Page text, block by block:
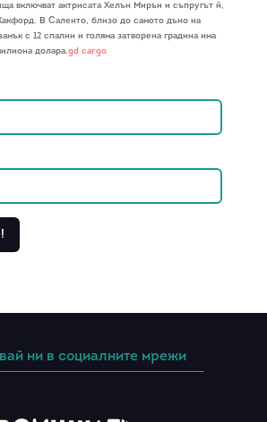
включват актрисата Хелън Мирън и съпругът й,
В Саленто, близо до самото дъно на
с 12 спални и голяма затворена градина има
долара.gd cargo
ни в социалните мрежи